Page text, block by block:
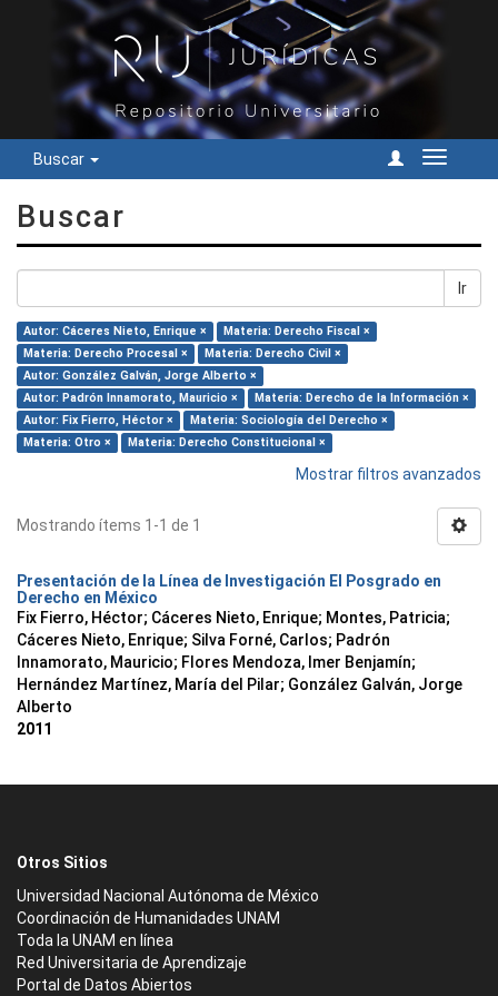
Buscar
Cambiar
Buscar
Ir
Autor: Cáceres Nieto, Enrique ×
Materia: Derecho Fiscal ×
Materia: Derecho Procesal ×
Materia: Derecho Civil ×
Autor: González Galván, Jorge Alberto ×
Autor: Padrón Innamorato, Mauricio ×
Materia: Derecho de la Información ×
Autor: Fix Fierro, Héctor ×
Materia: Sociología del Derecho ×
Materia: Otro ×
Materia: Derecho Constitucional ×
Mostrar filtros avanzados
Mostrando ítems 1-1 de 1
Presentación de la Línea de Investigación El Posgrado en
Derecho en México
Fix Fierro, Héctor; Cáceres Nieto, Enrique; Montes, Patricia;
Cáceres Nieto, Enrique; Silva Forné, Carlos; Padrón
Innamorato, Mauricio; Flores Mendoza, Imer Benjamín;
Hernández Martínez, María del Pilar; González Galván, Jorge
Alberto
2011
Otros Sitios
Universidad Nacional Autónoma de México
Coordinación de Humanidades UNAM
Toda la UNAM en línea
Red Universitaria de Aprendizaje
Portal de Datos Abiertos